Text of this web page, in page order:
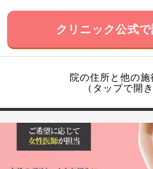
クリニック公式
院の住所と他の
（タップで開